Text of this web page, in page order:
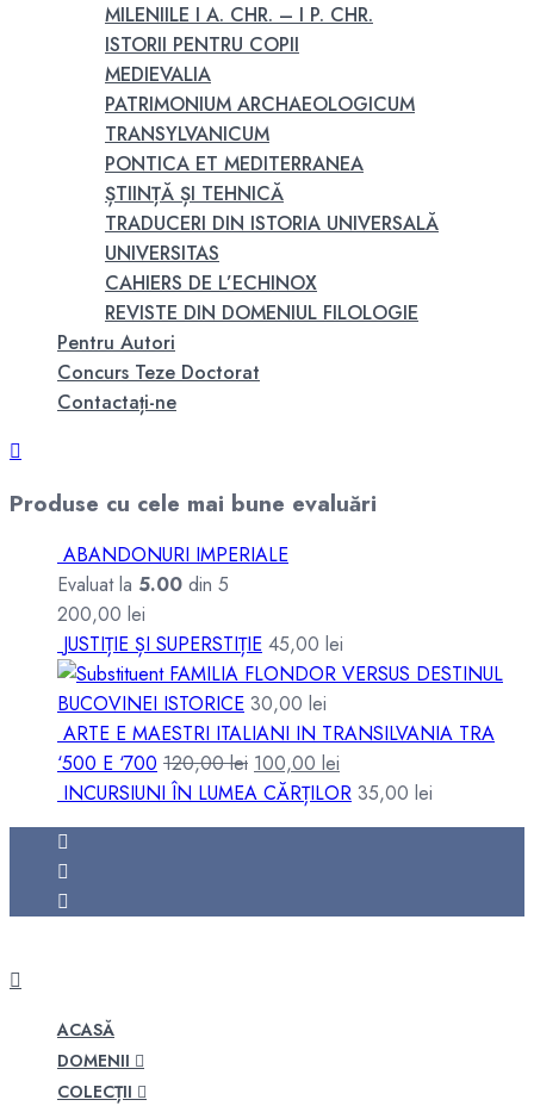
MILENIILE I A. CHR. – I P. CHR.
ISTORII PENTRU COPII
MEDIEVALIA
PATRIMONIUM ARCHAEOLOGICUM
TRANSYLVANICUM
PONTICA ET MEDITERRANEA
ȘTIINȚĂ ȘI TEHNICĂ
TRADUCERI DIN ISTORIA UNIVERSALĂ
UNIVERSITAS
CAHIERS DE L’ECHINOX
REVISTE DIN DOMENIUL FILOLOGIE
Pentru Autori
Concurs Teze Doctorat
Contactați-ne
Produse cu cele mai bune evaluări
ABANDONURI IMPERIALE
Evaluat la 5.00 din 5
200,00 lei
JUSTIȚIE ȘI SUPERSTIȚIE 45,00 lei
FAMILIA FLONDOR VERSUS DESTINUL
BUCOVINEI ISTORICE 30,00 lei
ARTE E MAESTRI ITALIANI IN TRANSILVANIA TRA
‘500 E ‘700 120,00lei Prețul
inițial
a
100,00 lei
curent
este:
INCURSIUNI ÎN LUMEA CĂRȚILOR 35,00 lei
ACASĂ
DOMENII
COLECȚII